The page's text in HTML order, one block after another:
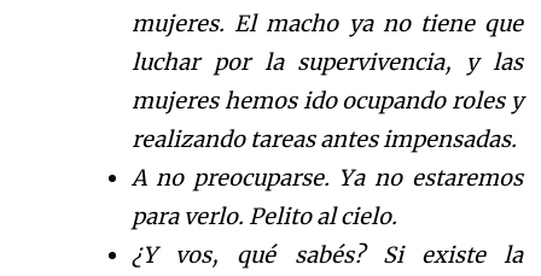
mujeres. El macho ya no tiene que
luchar por la supervivencia, y las
mujeres hemos ido ocupando roles y
realizando tareas antes impensadas.
A no preocuparse. Ya no estaremos
para verlo. Pelito al cielo.
¿Y vos, quésabés? Si existe la